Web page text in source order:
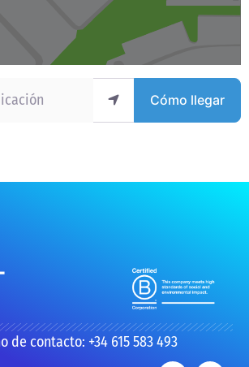
Cómo llegar
de contacto: +34 615 583 493